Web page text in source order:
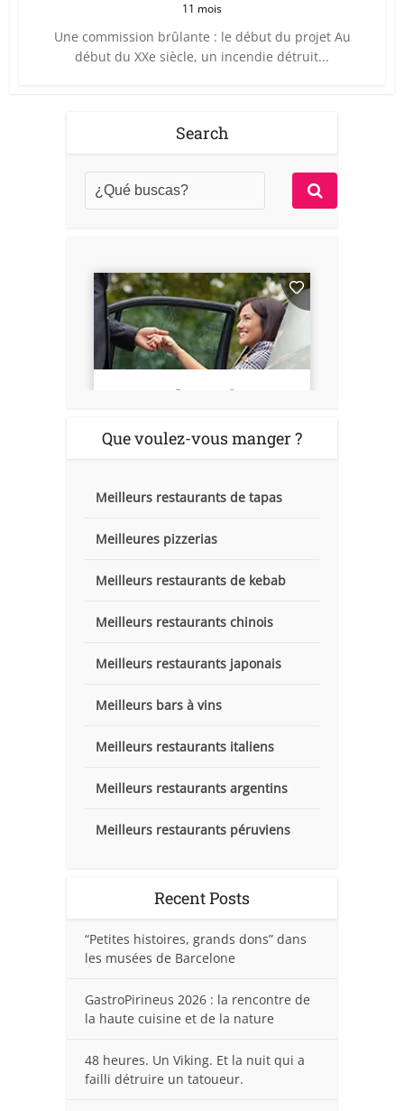
11 mois
Une commission brûlante : le début du projet Au
début du XXe siècle, un incendie détruit...
Search
Que voulez-vous manger ?
Meilleurs restaurants de tapas
Meilleures pizzerias
Meilleurs restaurants de kebab
Meilleurs restaurants chinois
Meilleurs restaurants japonais
Meilleurs bars à vins
Meilleurs restaurants italiens
Meilleurs restaurants argentins
Meilleurs restaurants péruviens
Recent Posts
“Petites histoires, grands dons” dans
les musées de Barcelone
GastroPirineus 2026 : la rencontre de
la haute cuisine et de la nature
48 heures. Un Viking. Et la nuit qui a
failli détruire un tatoueur.